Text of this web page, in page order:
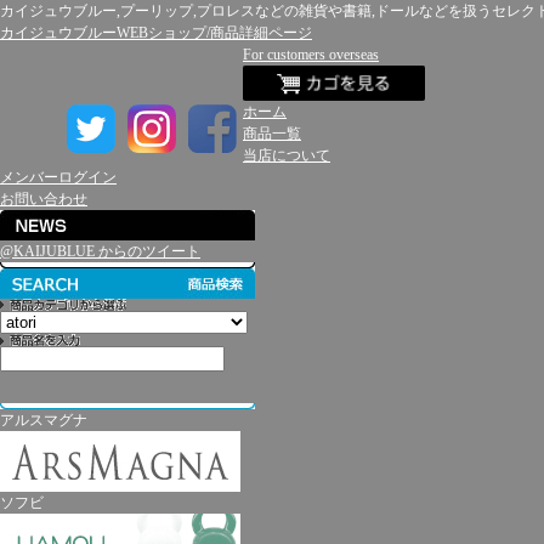
カイジュウブルー,プーリップ,プロレスなどの雑貨や書籍,ドールなどを扱うセレク
カイジュウブルーWEBショップ/商品詳細ページ
For customers overseas
ホーム
商品一覧
当店について
メンバーログイン
お問い合わせ
@KAIJUBLUE からのツイート
アルスマグナ
ソフビ